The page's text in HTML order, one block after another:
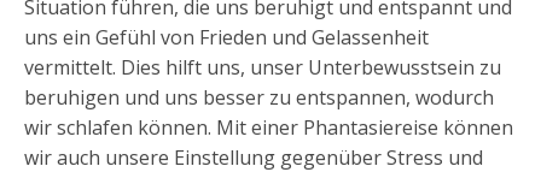
Situation führen, die uns beruhigt und entspannt und
uns ein Gefühl von Frieden und Gelassenheit
vermittelt. Dies hilft uns, unser Unterbewusstsein zu
beruhigen und uns besser zu entspannen, wodurch
wir schlafen können. Mit einer Phantasiereise können
wir auch unsere Einstellung gegenüber Stress und